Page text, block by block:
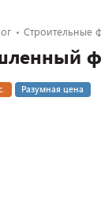
Строительные
Разумная цена